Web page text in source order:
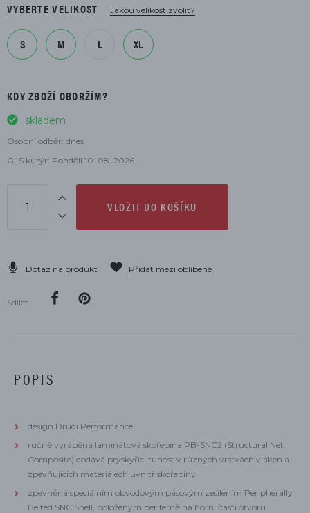
VYBERTE VELIKOST Jakou velikost zvolit?
S M L XL
KDY ZBOŽÍ OBDRŽÍM?
skladem
Osobní odběr: dnes
GLS kurýr: Pondělí 10. 08. 2026
VLOŽIT DO KOŠÍKU
Dotaz na produkt Přidat mezi oblíbené
Sdílet
POPIS
design Drudi Performance
ručně vyráběná laminátová skořepina PB-SNC2 (Structural Net
Composite) dodává pryskyřici tuhost v různých vrstvách vláken a
zpevňujících materiálech uvnitř skořepiny
zpevněná speciálním obvodovým pásovým zesílením Peripherally
Belted SNC Shell, položeným periferně na horní části otvoru